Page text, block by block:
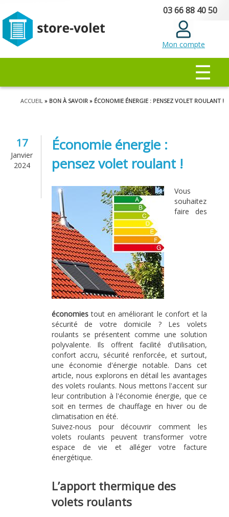
principal
03 66 88 40 50
Mon compte
☰
Vous êtes ici
ACCUEIL » BON À SAVOIR » ÉCONOMIE ÉNERGIE : PENSEZ VOLET ROULANT !
17
Janvier
2024
Économie énergie :
pensez volet roulant !
Vous
souhaitez
faire des
économies tout en améliorant le confort et la
sécurité de votre domicile ? Les volets
roulants se présentent comme une solution
polyvalente. Ils offrent facilité d'utilisation,
confort accru, sécurité renforcée, et surtout,
une économie d'énergie notable. Dans cet
article, nous explorons en détail les avantages
des volets roulants. Nous mettons l'accent sur
leur contribution à l'économie énergie, que ce
soit en termes de chauffage en hiver ou de
climatisation en été.
Suivez-nous pour découvrir comment les
volets roulants peuvent transformer votre
espace de vie et alléger votre facture
énergétique.
L’apport thermique des
volets roulants